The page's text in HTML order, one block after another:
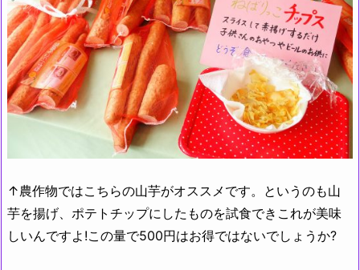
↑農作物ではこちらの山芋がオススメです。というのも山
芋を揚げ、ポテトチップにしたものを試食できこれが美味
しいんですよ!この量で500円はお得ではないでしょうか?